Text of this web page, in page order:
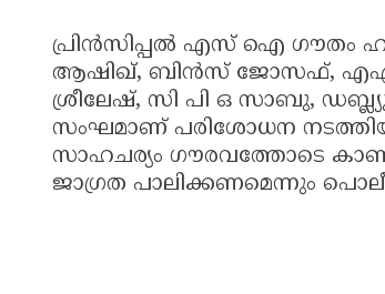
പ്രിൻസിപ്പൽ എസ് ഐ ഗൗതം
ആഷിഖ്, ബിൻസ് ജോസഫ്, എഎസ്
ശ്രീലേഷ്, സി പി ഒ സാബു, ഡബ്ല്യു
സംഘമാണ് പരിശോധന
സാഹചര്യം ഗൗരവത്തോടെ
ജാഗ്രത പാലിക്കണമെന്നും